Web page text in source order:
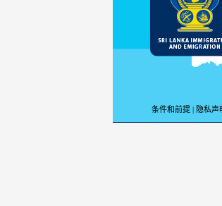
条件和前提 | 隐私声